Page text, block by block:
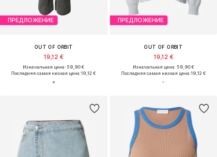
ПРЕДЛОЖЕНИЕ
OUT OF ORBIT
19,12 €
Изначальная цена: 59,90 €
Последняя самая низкая цена:19,12 €
ПРЕДЛОЖЕНИЕ
OUT OF ORBIT
19,12 €
Изначальная цена: 59,90 €
Последняя самая низкая цена:19,12 €